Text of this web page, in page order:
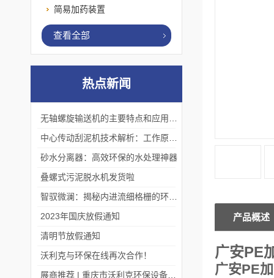
产品概述
广安PE
广安PE
简易加药装置
查看全部
热点新闻
砂水分离器：高效环保的水处理神器
叠螺式污泥脱水机发货啦
2023年国庆放假通知
清明节放假通知
沃利克与环保在线再次合作！